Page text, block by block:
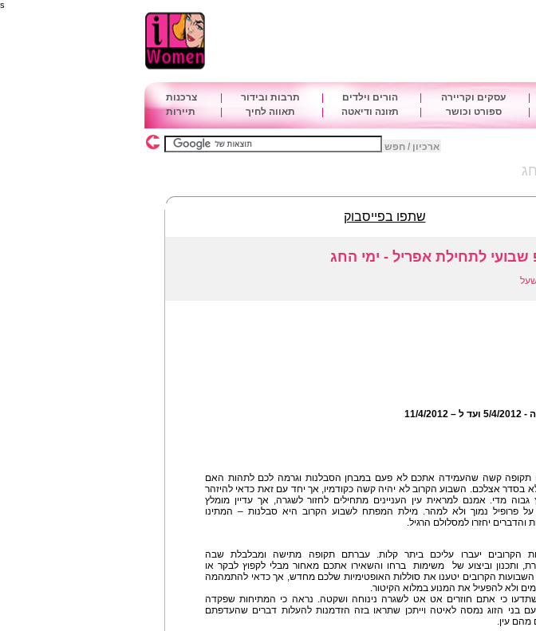
s
עסקים וקריירה הורים וילדים תרבות ובידור
צרכנות
ספורט וכושר תזונה ודיאטה תאווה לחיך תיירות
ארכיון / חפש
שתפו בפייסבוק
שבועי לתחילת אפריל - ימי החג
4/2012
תקופה קשה שהעמידה אתכם לא פעם במבחן הסבלנות וגרמה לכם לתהות האם
בסדר אצלכם. השבוע הקרוב לא יהיה קשה כקודמיו, אך יחד עם זאת כדאי להיזהר
גבוה מדי. אמנם למראית עין העניינים מתחילים לחזור לשגרה, אך עדיין מומלץ
פרופיל נמוך ולא למהר. מילת המפתח לשבוע הקרוב היא סבלנות – המתינו
והדברים יחזרו למסלולם הרגיל.
הקרובים יעברו עליכם ביתר קלות. עברתם תקופה מתישה ומבלבלת שבה
ותכנון וביצוע של משימות ברחו והשאירו אתכם מאחור מבלי לקפוץ לבקר או
השבועות הקרובים יטענו את סוללות האופטימיות שלכם מחדש, אך כדאי להתמהמה
ולא להפעיל את המנוע במלוא הקיטור.
כי אתם חוזרים אט אט לשגרה נינוחה ושקטה. נראה כי המתיחות שפקדה
בני הזוג נמסה לאיטה וייתכן שתראו בזה הזדמנות להעלות דברים שהעדפתם
מהם עין.